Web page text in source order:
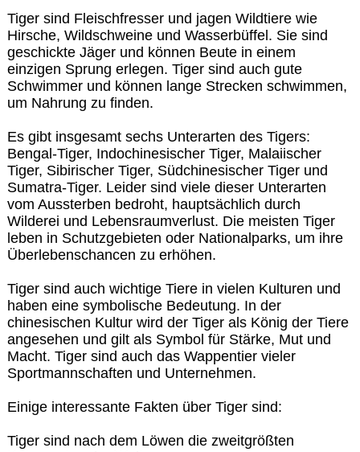
Tiger sind Fleischfresser und jagen Wildtiere wie
Hirsche, Wildschweine und Wasserbüffel. Sie sind
geschickte Jäger und können Beute in einem
einzigen Sprung erlegen. Tiger sind auch gute
Schwimmer und können lange Strecken schwimmen,
um Nahrung zu finden.
Es gibt insgesamt sechs Unterarten des Tigers:
Bengal-Tiger, Indochinesischer Tiger, Malaiischer
Tiger, Sibirischer Tiger, Südchinesischer Tiger und
Sumatra-Tiger. Leider sind viele dieser Unterarten
vom Aussterben bedroht, hauptsächlich durch
Wilderei und Lebensraumverlust. Die meisten Tiger
leben in Schutzgebieten oder Nationalparks, um ihre
Überlebenschancen zu erhöhen.
Tiger sind auch wichtige Tiere in vielen Kulturen und
haben eine symbolische Bedeutung. In der
chinesischen Kultur wird der Tiger als König der Tiere
angesehen und gilt als Symbol für Stärke, Mut und
Macht. Tiger sind auch das Wappentier vieler
Sportmannschaften und Unternehmen.
Einige interessante Fakten über Tiger sind:
Tiger sind nach dem Löwen die zweitgrößten